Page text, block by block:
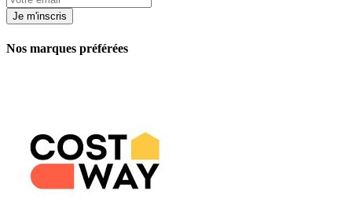
Je m'inscris
Nos marques préférées